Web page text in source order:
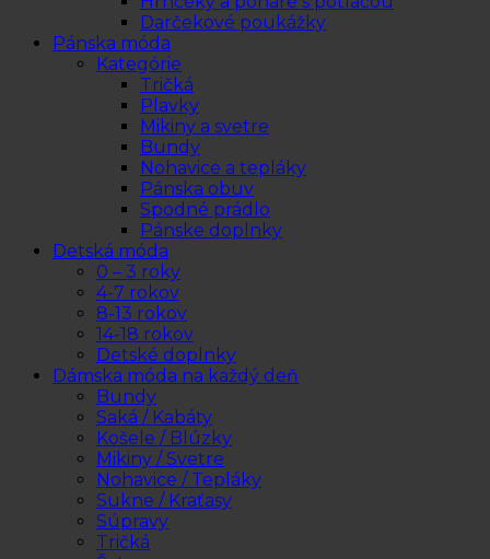
Darčekové poukážky
Pánska móda
Kategórie
Tričká
Plavky
Mikiny a svetre
Bundy
Nohavice a tepláky
Pánska obuv
Spodné prádlo
Pánske doplnky
Detská móda
0 – 3 roky
4-7 rokov
8-13 rokov
14-18 rokov
Detské doplnky
Dámska móda na každý deň
Bundy
Saká / Kabáty
Košele / Blúzky
Mikiny / Svetre
Nohavice / Tepláky
Sukne / Kraťasy
Súpravy
Tričká